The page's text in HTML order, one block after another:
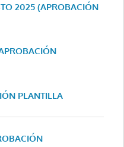
2025 (APROBACIÓN
PLANTILLA